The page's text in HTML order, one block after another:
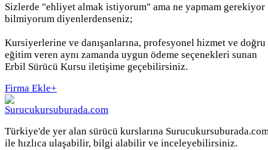
Sizlerde "ehliyet almak istiyorum" ama ne yapmam gerekiyor
bilmiyorum diyenlerdenseniz;
Kursiyerlerine ve danışanlarına, profesyonel hizmet ve doğru
eğitim veren aynı zamanda uygun ödeme seçenekleri sunan
Erbil Sürücü Kursu iletişime geçebilirsiniz.
Firma Ekle+
Türkiye'de yer alan sürücü kurslarına
ile hızlıca ulaşabilir, bilgi alabilir ve inceleyebilirsiniz.